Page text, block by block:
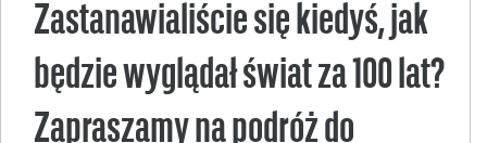
Zastanawialiście się kiedyś, jak
będzie wyglądał świat za 100 lat?
Zapraszamy na podróż do